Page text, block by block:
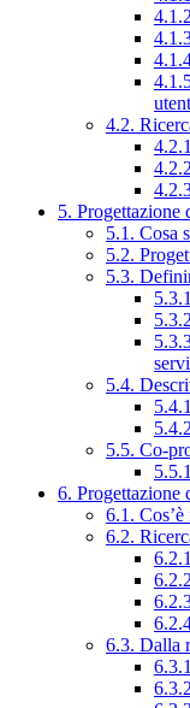
4.2.
5. Progettazione
5.1. Cosa
5.2.
5.3.
5.4.
5.5. Co-
6. Progettazione
6.1.
6.2.
6.3. Dalla